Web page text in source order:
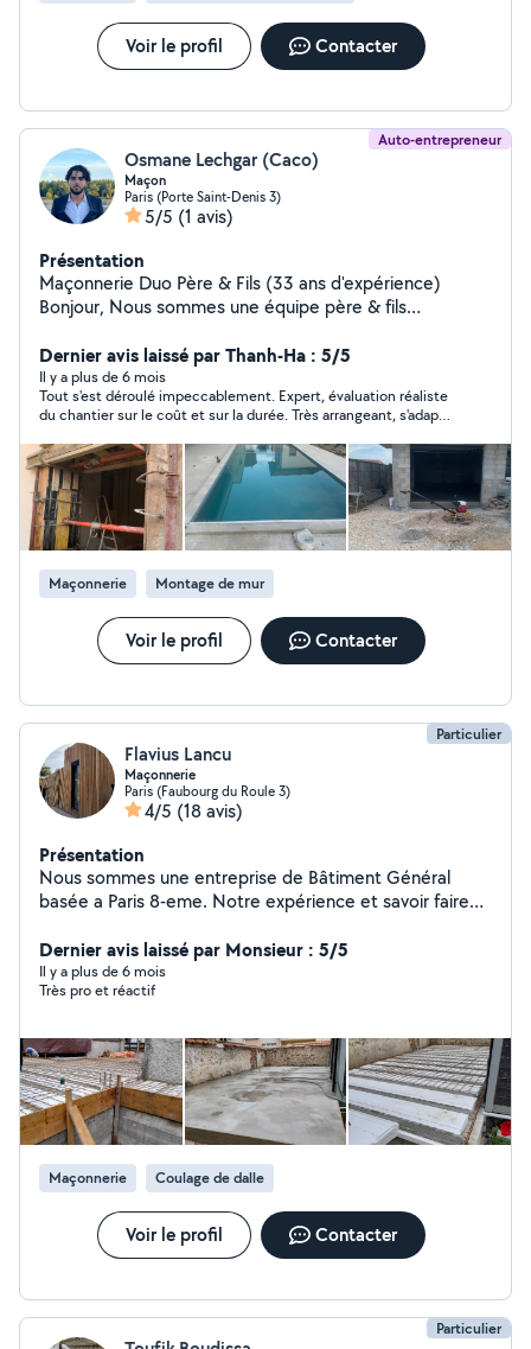
Voir le profil Contacter
Auto-entrepreneur
Osmane Lechgar (Caco)
Maçon
Paris (Porte Saint-Denis 3)
5/5 (1 avis)
Présentation
Maçonnerie Duo Père & Fils (33 ans d'expérience)
Bonjour, Nous sommes une équipe père & fils
père : 33 ans d'expérience, travail soigné et maîtrise du
métier. Moi : jeune entrepreneur sérieux, dynamique et
disponible. Nous réalisons : Dalles, terrasses, chapes
Murets, piliers, seuils Démolition / petites ouvertures
Réparations maçonnerie Béton, coffrage, petits travaux
gros œuvre Disponibles principalement le week-end
Nous proposons : Devis gratuits Conseils professionnels
Intervention sérieuse et respect des délais N'hésitez
pas à nous contacter, on répond vite et on se déplace
pour voir le chantier.
Dernier avis laissé par Thanh-Ha : 5/5
Il y a plus de 6 mois
Tout s'est déroulé impeccablement. Expert, évaluation réaliste
du chantier sur le coût et sur la durée. Très arrangeant, s'adapte
le client avant son intérêt personnel.
Maçonnerie Montage de mur
Voir le profil Contacter
Particulier
Flavius Lancu
Maçonnerie
Paris (Faubourg du Roule 3)
4/5 (18 avis)
Présentation
Nous sommes une entreprise de Bâtiment Général
basée a Paris 8-eme. Notre expérience et savoir faire
en neuf ou rénovation, en fonction des vos besoins.
Notre devis c'est : "La satisfaction des nos clients c'est
la plus importante chose dans nôtres affaires"
Dernier avis laissé par Monsieur : 5/5
Il y a plus de 6 mois
Très pro et réactif
Maçonnerie Coulage de dalle
Voir le profil Contacter
Particulier